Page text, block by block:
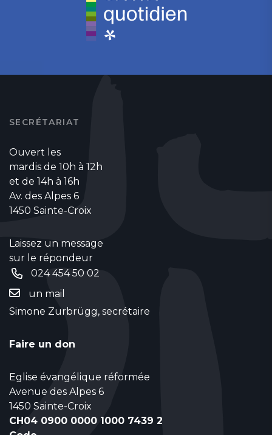
SECRÉTARIAT
Ouvert les
mardis de 10h à 12h
et de 14h à 16h
Av. des Alpes 6
1450 Sainte-Croix
Laissez un message
sur le répondeur
024 454 50 02
un mail
Simone Zurbrügg, secrétaire
Faire un don
Eglise évangélique réformée
Avenue des Alpes 6
1450 Sainte-Croix
CH04 0900 0000 1000 7439 2